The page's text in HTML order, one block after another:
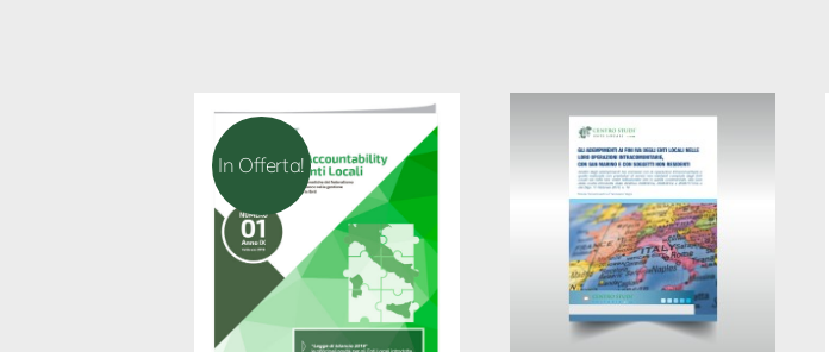
In Offerta!